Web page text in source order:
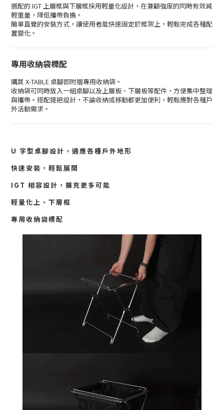
選配的 IGT 上層框與下層框採用輕量化設計，在兼顧強度的同時有效減
輕重量，降低攜帶負擔。
簡單直覺的安裝方式，讓使用者能快速固定於框架上，輕鬆完成各種配
置變化。
專用收納袋標配
購買 X-TABLE 桌腳即附贈專用收納袋。
收納袋可同時放入一組桌腳以及上層板、下層板等配件，方便集中整理
與攜帶。搭配提把設計，不論收納或移動都更加便利，輕鬆應對各種戶
外活動需求。
U 字型桌腳設計，適應各種戶外地形
快速安裝，輕鬆展開
IGT 相容設計，擴充更多可能
輕量化上、下層框
專用收納袋標配